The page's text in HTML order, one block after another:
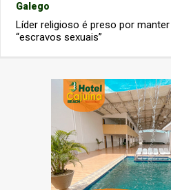
Galego
Líder religioso é preso por
“escravos sexuais”